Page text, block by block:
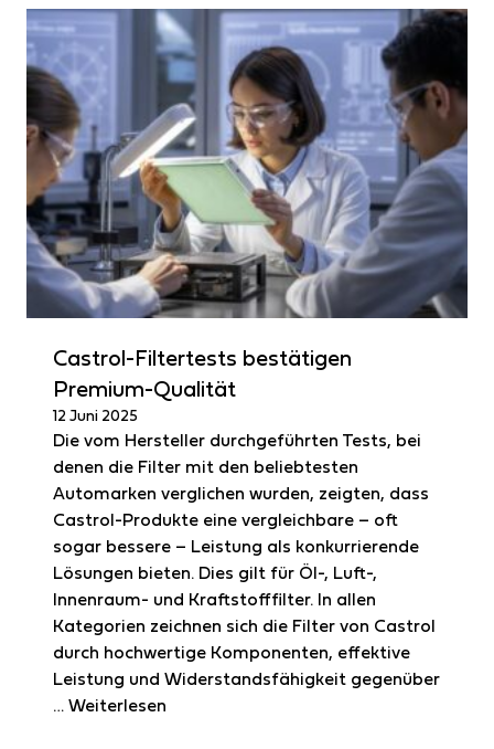
Castrol-Filtertests bestätigen
Premium-Qualität
12 Juni 2025
Die vom Hersteller durchgeführten Tests, bei
denen die Filter mit den beliebtesten
Automarken verglichen wurden, zeigten, dass
Castrol-Produkte eine vergleichbare – oft
sogar bessere – Leistung als konkurrierende
Lösungen bieten. Dies gilt für Öl-, Luft-,
Innenraum- und Kraftstofffilter. In allen
Kategorien zeichnen sich die Filter von Castrol
durch hochwertige Komponenten, effektive
Leistung und Widerstandsfähigkeit gegenüber
… Weiterlesen